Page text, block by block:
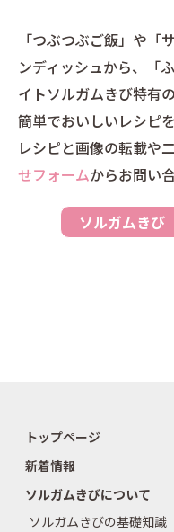
「つぶつぶご飯」や「
ンディッシュから、「
イトソルガムきび特有
簡単でおいしいレシピ
レシピと画像の転載や
せフォームからお問い
ソルガムき
トップページ
新着情報
ソルガムきびについて
ソルガムきびの基礎知識